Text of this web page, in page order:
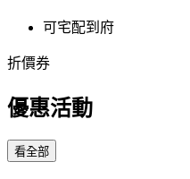
可宅配到府
折價券
優惠活動
看全部